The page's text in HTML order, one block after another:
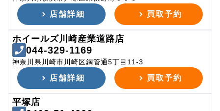
店舗詳細 買取予約
ホイールズ川崎産業道路店
044-329-1169
神奈川県川崎市川崎区鋼管通5丁目11-3
店舗詳細 買取予約
平塚店